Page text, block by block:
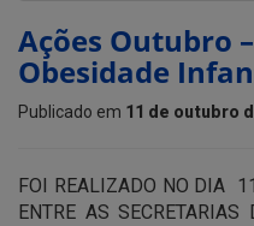
Ações Outubro
Obesidade
Publicado em 11 de outubro
FOI REALIZADO NO DIA
ENTRE AS